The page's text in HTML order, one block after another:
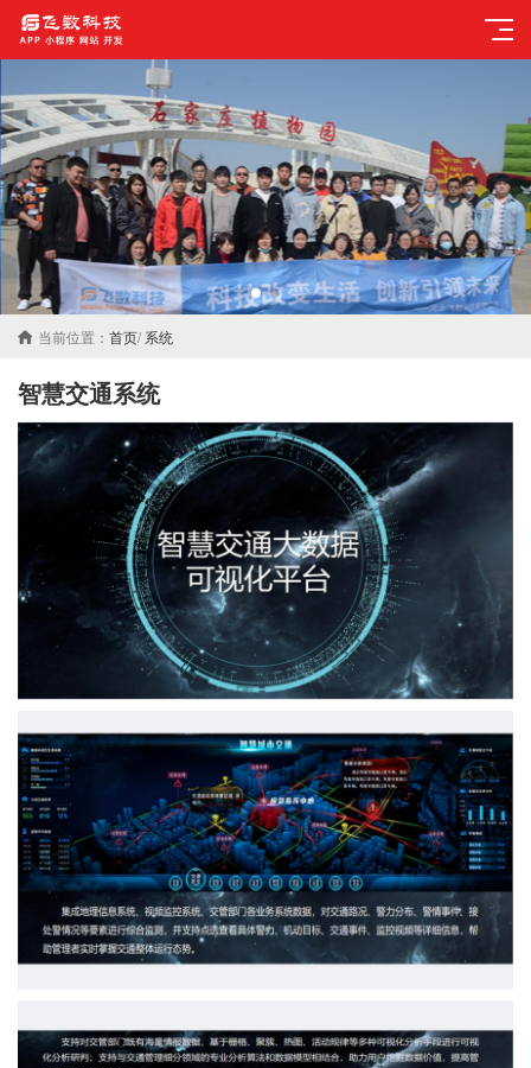
当前位置： 首页/ 系统
智慧交通系统